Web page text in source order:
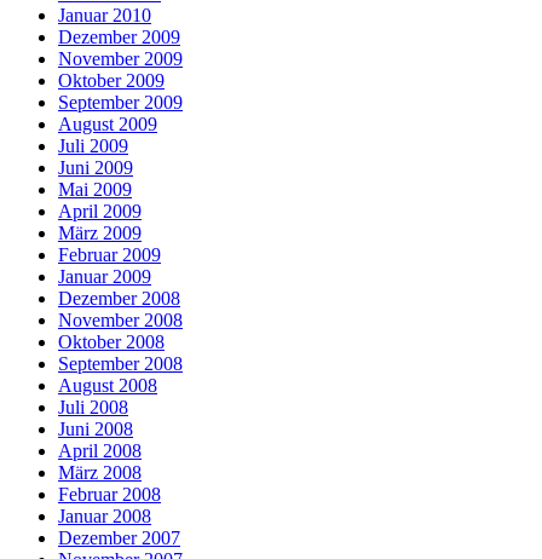
Januar 2010
Dezember 2009
November 2009
Oktober 2009
September 2009
August 2009
Juli 2009
Juni 2009
Mai 2009
April 2009
März 2009
Februar 2009
Januar 2009
Dezember 2008
November 2008
Oktober 2008
September 2008
August 2008
Juli 2008
Juni 2008
April 2008
März 2008
Februar 2008
Januar 2008
Dezember 2007